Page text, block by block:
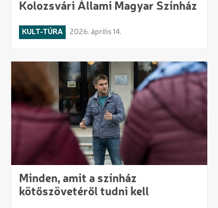
Kolozsvári Állami Magyar Színház
KULT-TÚRA 2026. április 14.
Minden, amit a színház
kötőszövetéről tudni kell